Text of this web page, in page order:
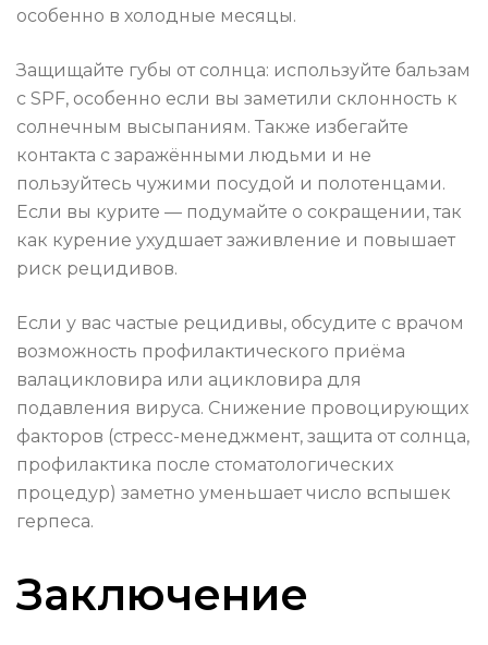
особенно в холодные месяцы.
Защищайте губы от солнца: используйте бальзам
с SPF, особенно если вы заметили склонность к
солнечным высыпаниям. Также избегайте
контакта с заражёнными людьми и не
пользуйтесь чужими посудой и полотенцами.
Если вы курите — подумайте о сокращении, так
как курение ухудшает заживление и повышает
риск рецидивов.
Если у вас частые рецидивы, обсудите с врачом
возможность профилактического приёма
валацикловира или ацикловира для
подавления вируса. Снижение провоцирующих
факторов (стресс-менеджмент, защита от солнца,
профилактика после стоматологических
процедур) заметно уменьшает число вспышек
герпеса.
Заключение